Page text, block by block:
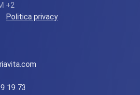
+2
Politica privacy
19 73